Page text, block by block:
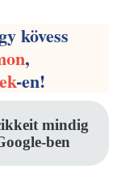
kövess
,
-en!
mindig
ben